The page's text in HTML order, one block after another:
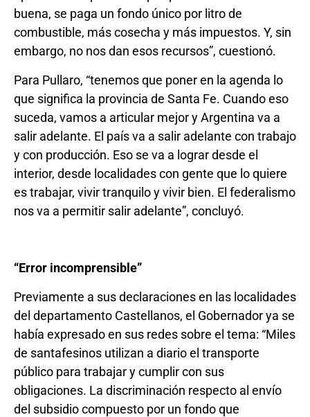
buena, se paga un fondo único por litro de
combustible, más cosecha y más impuestos. Y, sin
embargo, no nos dan esos recursos”, cuestionó.
Para Pullaro, “tenemos que poner en la agenda lo
que significa la provincia de Santa Fe. Cuando eso
suceda, vamos a articular mejor y Argentina va a
salir adelante. El país va a salir adelante con trabajo
y con producción. Eso se va a lograr desde el
interior, desde localidades con gente que lo quiere
es trabajar, vivir tranquilo y vivir bien. El federalismo
nos va a permitir salir adelante”, concluyó.
“Error incomprensible”
Previamente a sus declaraciones en las localidades
del departamento Castellanos, el Gobernador ya se
había expresado en sus redes sobre el tema: “Miles
de santafesinos utilizan a diario el transporte
público para trabajar y cumplir con sus
obligaciones. La discriminación respecto al envío
del subsidio compuesto por un fondo que